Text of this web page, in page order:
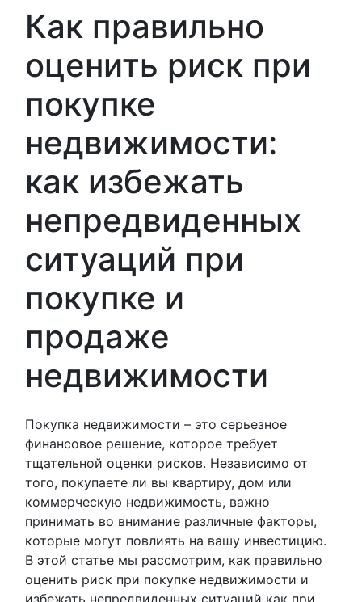
Как правильно
оценить риск при
покупке
недвижимости:
как избежать
непредвиденных
ситуаций при
покупке и
продаже
недвижимости
Покупка недвижимости – это серьезное
финансовое решение, которое требует
тщательной оценки рисков. Независимо от
того, покупаете ли вы квартиру, дом или
коммерческую недвижимость, важно
принимать во внимание различные факторы,
которые могут повлиять на вашу инвестицию.
В этой статье мы рассмотрим, как правильно
оценить риск при покупке недвижимости и
избежать непредвиденных ситуаций как при